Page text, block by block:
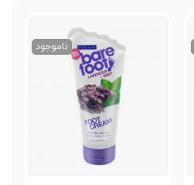
ناموجود